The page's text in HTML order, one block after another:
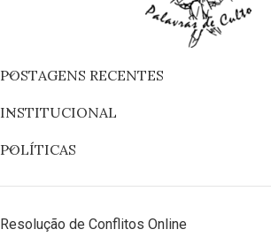
POSTAGENS RECENTES
INSTITUCIONAL
POLÍTICAS
Resolução de Conflitos Online